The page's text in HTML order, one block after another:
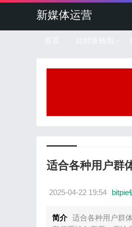
新媒体运营
适合各种用户群
2025-04-22 19:54 bitpie
简介 适合各种用户群